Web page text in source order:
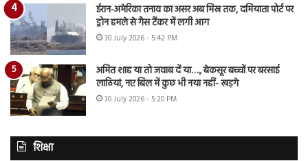
ईरान-अमेरिका तनाव का असर अब मिस्र तक, दमियाता पोर्ट पर
ड्रोन हमले से गैस टैंकर में लगी आग
30 July 2026 - 5:42 PM
अमित शाह या तो जवाब दें या…., बेकसूर बच्चों पर बरसाई
लाठियां, नए बिल में कुछ भी नया नहीं- खड़गे
30 July 2026 - 5:20 PM
शिक्षा